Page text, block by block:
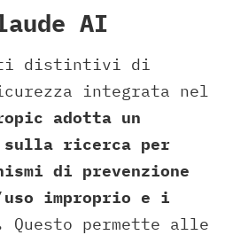
AI
distintivi di
integrata nel
adotta un
sulla ricerca per
di prevenzione
improprio e i
Questo permette alle